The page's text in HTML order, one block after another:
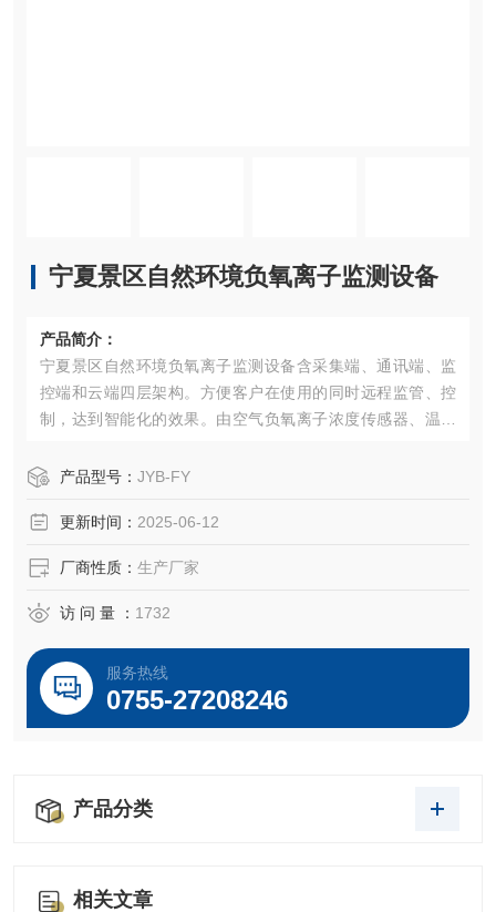
宁夏景区自然环境负氧离子监测设备
产品简介：
宁夏景区自然环境负氧离子监测设备含采集端、通讯端、监
控端和云端四层架构。方便客户在使用的同时远程监管、控
制，达到智能化的效果。由空气负氧离子浓度传感器、温湿
组成。产品型号： JYB-FY
更新时间： 2025-06-12
厂商性质： 生产厂家
访 问 量 ： 1732
服务热线
0755-27208246
产品分类
相关文章